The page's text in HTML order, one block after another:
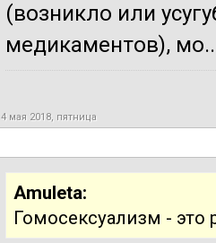
(возникло или
медикаментов),
4 мая 2018, пятница
Amuleta:
Гомосексуализм - это